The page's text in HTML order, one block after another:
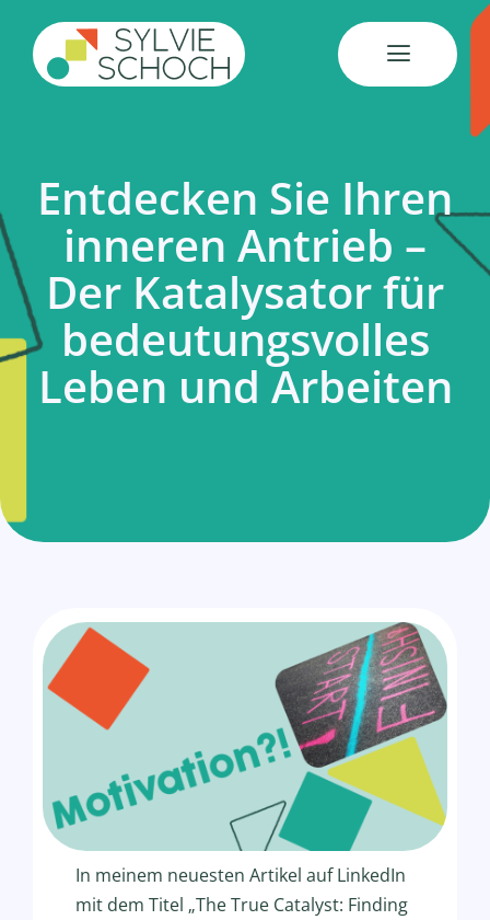
content
Entdecken Sie Ihren
inneren Antrieb –
Der Katalysator für
bedeutungsvolles
Leben und Arbeiten
In meinem neuesten Artikel auf LinkedIn
mit dem Titel „The True Catalyst: Finding